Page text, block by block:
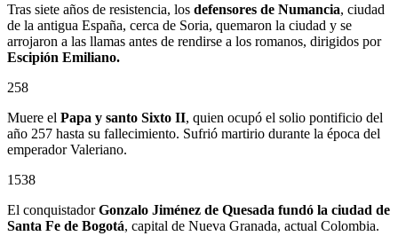
Tras siete años de resistencia, los defensores de Numancia, ciudad
de la antigua España, cerca de Soria, quemaron la ciudad y se
arrojaron a las llamas antes de rendirse a los romanos, dirigidos por
Escipión Emiliano.
258
Muere el Papa y santo Sixto II, quien ocupó el solio pontificio del
año 257 hasta su fallecimiento. Sufrió martirio durante la época del
emperador Valeriano.
1538
El conquistadorGonzalo Jiménez de Quesada fundó la ciudad de
Santa Fe de Bogotá, capital de Nueva Granada, actual Colombia.